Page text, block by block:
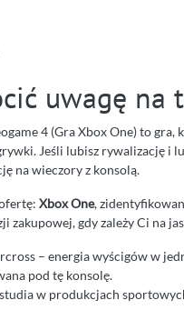
uwagę na
4 (Gra Xbox One) to gra,
Jeśli lubisz rywalizację i
na wieczory z konsolą.
Xbox One,
zakupowej, gdy zależy Ci na
– energia wyścigów w
pod tę konsolę.
w produkcjach